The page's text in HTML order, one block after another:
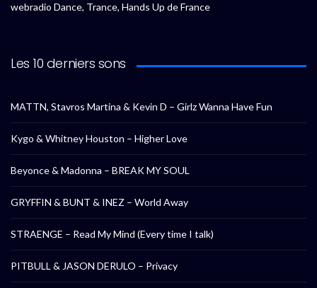
webradio Dance, Trance, Hands Up de France
Les 10 derniers sons
MATTN, Stavros Martina & Kevin D – Girlz Wanna Have Fun
Kygo & Whitney Houston – Higher Love
Beyonce & Madonna – BREAK MY SOUL
GRYFFIN & BUNT & INEZ – World Away
STRAENGE – Read My Mind (Every time I talk)
PITBULL & JASON DERULO – Privacy